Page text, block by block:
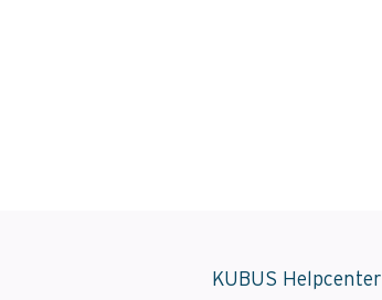
KUBUS Helpcenter